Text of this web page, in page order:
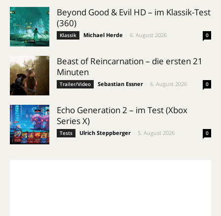
Beyond Good & Evil HD – im Klassik-Test
(360)
Klassik Michael Herde 6. August 2026 0
Beast of Reincarnation – die ersten 21
Minuten
Trailer/Video Sebastian Essner 6. August 2026 0
Echo Generation 2 – im Test (Xbox
Series X)
Tests Ulrich Steppberger 5. August 2026 0